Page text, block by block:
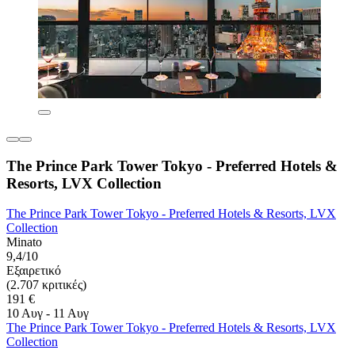
The Prince Park Tower Tokyo - Preferred Hotels &
Resorts, LVX Collection
The Prince Park Tower Tokyo - Preferred Hotels & Resorts, LVX
Collection
Minato
9,4/10
Εξαιρετικό
(2.707 κριτικές)
191 €
10 Αυγ - 11 Αυγ
The Prince Park Tower Tokyo - Preferred Hotels & Resorts, LVX
Collection